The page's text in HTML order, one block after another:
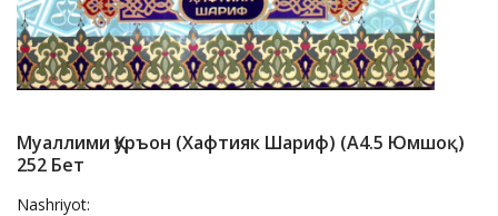
Муаллими Қуръон (Хафтияк Шариф) (А4.5 Юмшоқ)
252 Бет
Nashriyot: